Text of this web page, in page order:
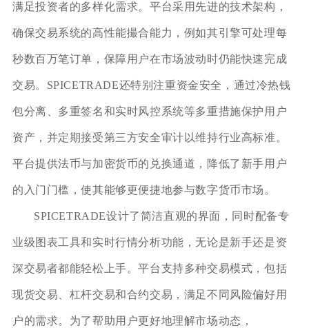
满足投资者的多样化需求。平台采用先进的技术架构，
确保交易系统的高性能撮合能力，例如其引擎可处理每
秒数百万笔订单，保障用户在市场波动时仍能快速完成
交易。SPICETRADE还特别注重资金安全，通过冷热钱
包分离、多重签名和实时风控系统等多重措施保护用户
资产，并定期接受第三方安全审计以维持行业高标准。
平台提供法币与加密货币的兑换通道，降低了新手用户
的入门门槛，使其能够更便捷地参与数字货币市场。
SPICETRADE设计了简洁直观的界面，同时配备专
业级图表工具和实时行情分析功能，无论是新手还是资
深交易者都能轻松上手。平台支持多种交易模式，包括
现货交易、杠杆交易和合约交易，满足不同风险偏好用
户的需求。为了帮助用户更好地理解市场动态，